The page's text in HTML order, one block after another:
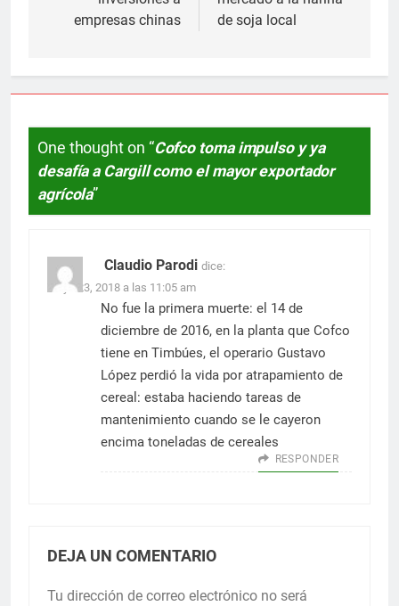
empresas chinas
de soja local
One thought on “Cofco toma impulso y ya
desafía a Cargill como el mayor exportador
agrícola”
Claudio Parodi dice:
mayo 23, 2018 a las 11:05 am
No fue la primera muerte: el 14 de
diciembre de 2016, en la planta que Cofco
tiene en Timbúes, el operario Gustavo
López perdió la vida por atrapamiento de
cereal: estaba haciendo tareas de
mantenimiento cuando se le cayeron
encima toneladas de cereales
RESPONDER
DEJA UN COMENTARIO
Tu dirección de correo electrónico no será